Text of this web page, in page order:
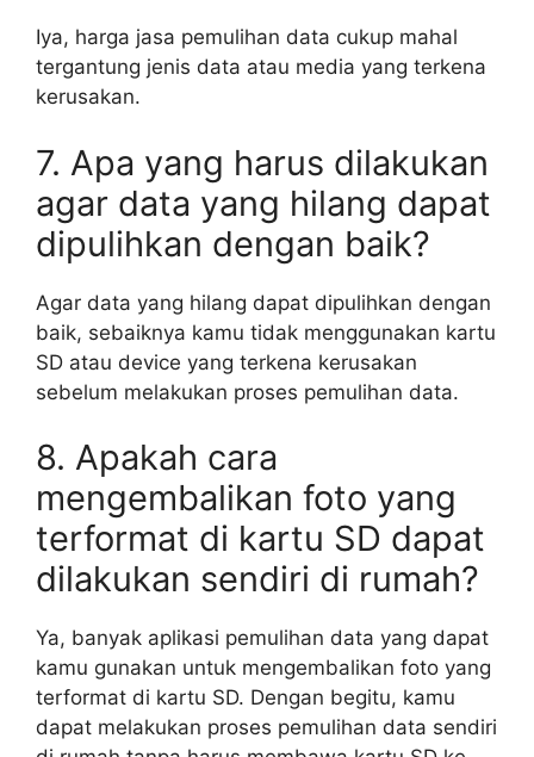
Iya, harga jasa pemulihan data cukup mahal
tergantung jenis data atau media yang terkena
kerusakan.
7. Apa yang harus dilakukan
agar data yang hilang dapat
dipulihkan dengan baik?
Agar data yang hilang dapat dipulihkan dengan
baik, sebaiknya kamu tidak menggunakan kartu
SD atau device yang terkena kerusakan
sebelum melakukan proses pemulihan data.
8. Apakah cara
mengembalikan foto yang
terformat di kartu SD dapat
dilakukan sendiri di rumah?
Ya, banyak aplikasi pemulihan data yang dapat
kamu gunakan untuk mengembalikan foto yang
terformat di kartu SD. Dengan begitu, kamu
dapat melakukan proses pemulihan data sendiri